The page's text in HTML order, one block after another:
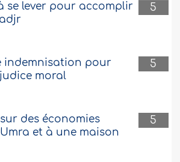
5
se lever pour accomplir
5
indemnisation pour
moral
5
des économies
et à une maison